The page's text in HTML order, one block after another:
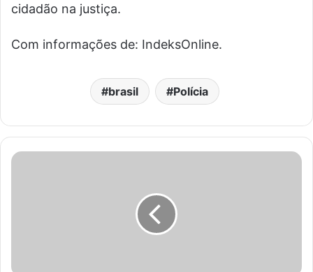
cidadão na justiça.
Com informações de: IndeksOnline.
brasil Polícia